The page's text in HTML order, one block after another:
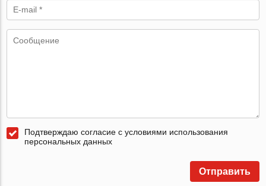
Подтверждаю согласие с условиями использования
персональных данных
Отправить